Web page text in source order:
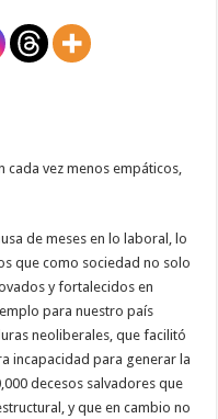
cada vez menos empáticos,
de meses en lo laboral, lo
que como sociedad no solo
y fortalecidos en
para nuestro país
neoliberales, que facilitó
incapacidad para generar la
decesos salvadores que
y que en cambio no